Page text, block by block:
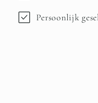
Persoonlijk